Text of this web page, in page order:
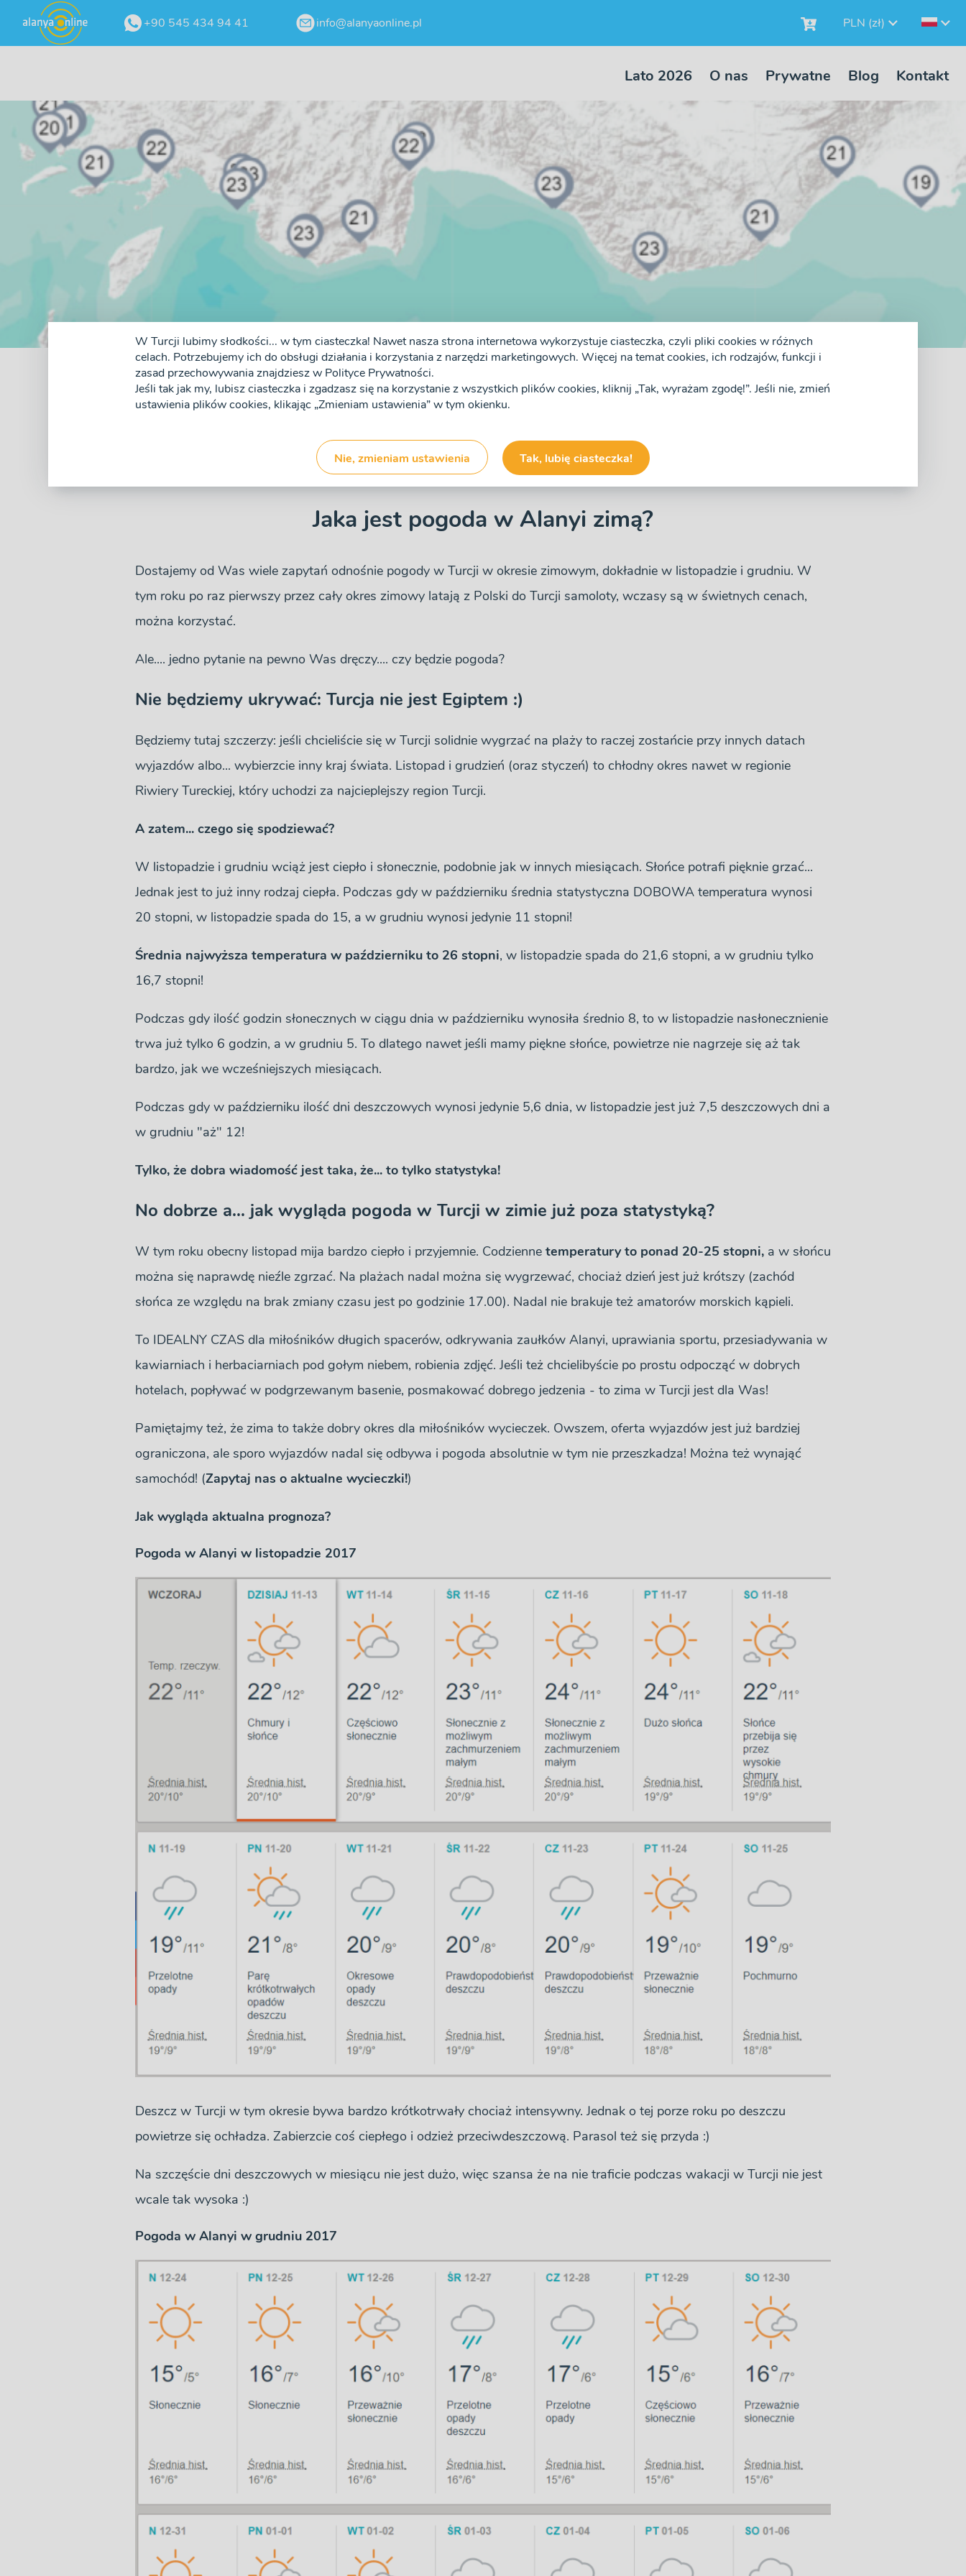
+90 545 434 94 41 info@alanyaonline.pl PLN (zł)
Lato 2026 O nas Prywatne Blog Kontakt
Turcja w listopadzie i grudniu - jaka jest pogoda w Alanyi,
Opublikowane 13 Listopada 2020 roku
Jaka jest pogoda w Alanyi zimą?
Dostajemy od Was wiele zapytań odnośnie pogody w Turcji w okresie zimowym, dokładnie w listopadzie i grudniu. W
tym roku po raz pierwszy przez cały okres zimowy latają z Polski do Turcji samoloty, wczasy są w świetnych cenach,
można korzystać.
Ale.... jedno pytanie na pewno Was dręczy.... czy będzie pogoda?
Nie będziemy ukrywać: Turcja nie jest Egiptem :)
Będziemy tutaj szczerzy: jeśli chcieliście się w Turcji solidnie wygrzać na plaży to raczej zostańcie przy innych datach
wyjazdów albo... wybierzcie inny kraj świata. Listopad i grudzień (oraz styczeń) to chłodny okres nawet w regionie
Riwiery Tureckiej, który uchodzi za najcieplejszy region Turcji.
A zatem... czego się spodziewać?
W listopadzie i grudniu wciąż jest ciepło i słonecznie, podobnie jak w innych miesiącach. Słońce potrafi pięknie grzać...
Jednak jest to już inny rodzaj ciepła. Podczas gdy w październiku średnia statystyczna DOBOWA temperatura wynosi
20 stopni, w listopadzie spada do 15, a w grudniu wynosi jedynie 11 stopni!
Średnia najwyższa temperatura w październiku to 26 stopni, w listopadzie spada do 21,6 stopni, a w grudniu tylko
16,7 stopni!
Podczas gdy ilość godzin słonecznych w ciągu dnia w październiku wynosiła średnio 8, to w listopadzie nasłonecznienie
trwa już tylko 6 godzin, a w grudniu 5. To dlatego nawet jeśli mamy piękne słońce, powietrze nie nagrzeje się aż tak
bardzo, jak we wcześniejszych miesiącach.
Podczas gdy w październiku ilość dni deszczowych wynosi jedynie 5,6 dnia, w listopadzie jest już 7,5 deszczowych dni a
w grudniu "aż" 12!
Tylko, że dobra wiadomość jest taka, że... to tylko statystyka!
No dobrze a... jak wygląda pogoda w Turcji w zimie już poza statystyką?
W tym roku obecny listopad mija bardzo ciepło i przyjemnie. Codzienne temperatury to ponad 20-25 stopni, a w słońcu
można się naprawdę nieźle zgrzać. Na plażach nadal można się wygrzewać, chociaż dzień jest już krótszy (zachód
słońca ze względu na brak zmiany czasu jest po godzinie 17.00). Nadal nie brakuje też amatorów morskich kąpieli.
To IDEALNY CZAS dla miłośników długich spacerów, odkrywania zaułków Alanyi, uprawiania sportu, przesiadywania w
kawiarniach i herbaciarniach pod gołym niebem, robienia zdjęć. Jeśli też chcielibyście po prostu odpocząć w dobrych
hotelach, popływać w podgrzewanym basenie, posmakować dobrego jedzenia - to zima w Turcji jest dla Was!
Pamiętajmy też, że zima to także dobry okres dla miłośników wycieczek. Owszem, oferta wyjazdów jest już bardziej
ograniczona, ale sporo wyjazdów nadal się odbywa i pogoda absolutnie w tym nie przeszkadza! Można też wynająć
samochód! (Zapytaj nas o aktualne wycieczki!)
Jak wygląda aktualna prognoza?
Pogoda w Alanyi w listopadzie 2017
Deszcz w Turcji w tym okresie bywa bardzo krótkotrwały chociaż intensywny. Jednak o tej porze roku po deszczu
powietrze się ochładza. Zabierzcie coś ciepłego i odzież przeciwdeszczową. Parasol też się przyda :)
Na szczęście dni deszczowych w miesiącu nie jest dużo, więc szansa że na nie traficie podczas wakacji w Turcji nie jest
wcale tak wysoka :)
Pogoda w Alanyi w grudniu 2017
W Turcji lubimy słodkości... w tym ciasteczka! Nawet nasza strona internetowa wykorzystuje ciasteczka, czyli pliki cookies w różnych
celach. Potrzebujemy ich do obsługi działania i korzystania z narzędzi marketingowych. Więcej na temat cookies, ich rodzajów, funkcji i
zasad przechowywania znajdziesz w Polityce Prywatności.
Jeśli tak jak my, lubisz ciasteczka i zgadzasz się na korzystanie z wszystkich plików cookies, kliknij „Tak, wyrażam zgodę!”. Jeśli nie, zmień
ustawienia plików cookies, klikając „Zmieniam ustawienia” w tym okienku.
Nie, zmieniam ustawienia Tak, lubię ciasteczka!